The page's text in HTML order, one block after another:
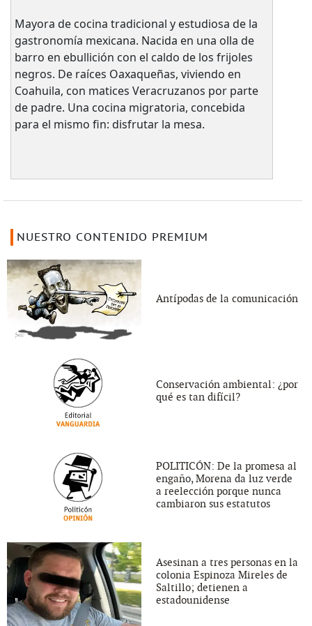
Mayora de cocina tradicional y estudiosa de la
gastronomía mexicana. Nacida en una olla de
barro en ebullición con el caldo de los frijoles
negros. De raíces Oaxaqueñas, viviendo en
Coahuila, con matices Veracruzanos por parte
de padre. Una cocina migratoria, concebida
para el mismo fin: disfrutar la mesa.
NUESTRO CONTENIDO PREMIUM
Antípodas de la comunicación
Conservación ambiental: ¿por
qué es tan difícil?
POLITICÓN: De la promesa al
engaño, Morena da luz verde
a reelección porque nunca
cambiaron sus estatutos
Asesinan a tres personas en la
colonia Espinoza Mireles de
Saltillo; detienen a
estadounidense